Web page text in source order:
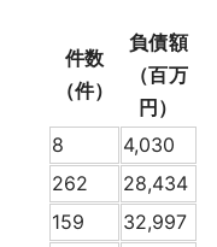
件数
（件）
負債額
（百万
円）
8
4,030
262
28,434
159
32,997